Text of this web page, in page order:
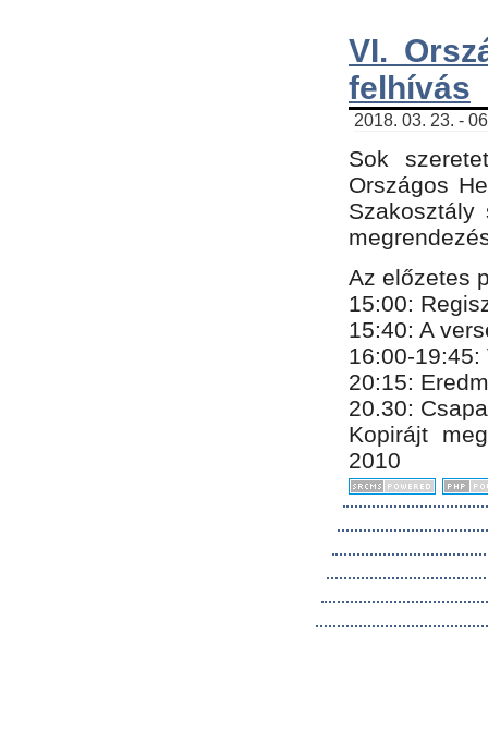
VI.
felhívás
2018. 03. 23. -
Sok
Országos
Az előzetes
15:00:
15:40: A
16:00-19:45:
20:​15​:
​20.30:
Kopirájt
2010